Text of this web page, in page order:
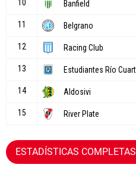
ESTADÍSTICAS COMPLETAS